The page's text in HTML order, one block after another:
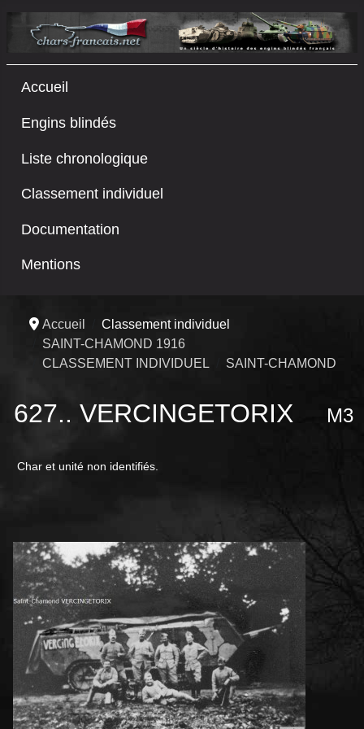
Accueil
Engins blindés
Liste chronologique
Classement individuel
Documentation
Mentions
Accueil
Classement individuel
SAINT-CHAMOND 1916
CLASSEMENT INDIVIDUEL
SAINT-CHAMOND
627.. VERCINGETORIX M3
Char et unité non identifiés.